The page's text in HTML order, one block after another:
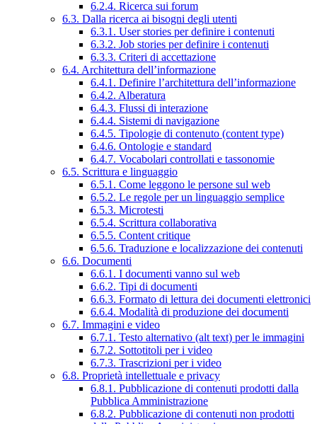
6.2.4. Ricerca sui forum
6.3. Dalla ricerca ai bisogni degli utenti
6.3.1. User stories per definire i contenuti
6.3.2. Job stories per definire i contenuti
6.3.3. Criteri di accettazione
6.4. Architettura dell’informazione
6.4.1. Definire l’architettura dell’informazione
6.4.2. Alberatura
6.4.3. Flussi di interazione
6.4.4. Sistemi di navigazione
6.4.5. Tipologie di contenuto (content type)
6.4.6. Ontologie e standard
6.4.7. Vocabolari controllati e tassonomie
6.5. Scrittura e linguaggio
6.5.1. Come leggono le persone sul web
6.5.2. Le regole per un linguaggio semplice
6.5.3. Microtesti
6.5.4. Scrittura collaborativa
6.5.5. Content critique
6.5.6. Traduzione e localizzazione dei contenuti
6.6. Documenti
6.6.1. I documenti vanno sul web
6.6.2. Tipi di documenti
6.6.3. Formato di lettura dei documenti elettronici
6.6.4. Modalità di produzione dei documenti
6.7. Immagini e video
6.7.1. Testo alternativo (alt text) per le immagini
6.7.2. Sottotitoli per i video
6.7.3. Trascrizioni per i video
6.8. Proprietà intellettuale e privacy
6.8.1. Pubblicazione di contenuti prodotti dalla
Pubblica Amministrazione
6.8.2. Pubblicazione di contenuti non prodotti